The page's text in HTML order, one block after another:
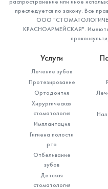
преследуется по закону. Все
ООО
КРАСНОАРМЕЙСКАЯ".
Услуги
Лечение зубов
Протезирование
Ортодонтия
Хирургическая
стоматология
Имплантация
Гигиена полости
рта
Отбеливание
зубов
Детская
стоматология